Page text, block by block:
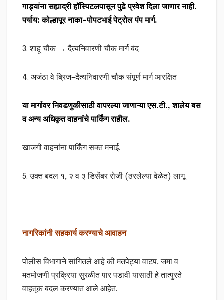
गाड्यांना सह्याद्री हॉस्पिटलपासून पुढे प्रवेश दिला जाणार नाही.
पर्याय: कोल्हापूर नाका–पोपटभाई पेट्रोल पंप मार्ग.
3. शाहू चौक → दैत्यनिवारणी चौक मार्ग बंद
4. अजंठा वे ब्रिज–दैत्यनिवारणी चौक संपूर्ण मार्ग आरक्षित
या मार्गावर निवडणुकीसाठी वापरल्या जाणाऱ्या एस.टी., शालेय बस
व अन्य अधिकृत वाहनांचे पार्किंग राहील.
खाजगी वाहनांना पार्किंग सक्त मनाई.
5. उक्त बदल १, २ व ३ डिसेंबर रोजी (ठरलेल्या वेळेत) लागू
नागरिकांनी सहकार्य करण्याचे आवाहन
पोलीस विभागाने सांगितले आहे की मतपेट्या वाटप, जमा व
मतमोजणी प्रक्रिया सुरळीत पार पडावी यासाठी हे तात्पुरते
वाहतूक बदल करण्यात आले आहेत.